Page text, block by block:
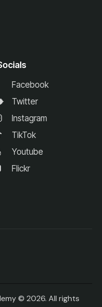
Facebook
Twitter
Instagram
TikTok
Youtube
Flickr
© 2026. All rights